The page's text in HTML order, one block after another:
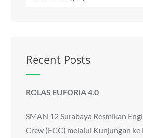
Recent Posts
ROLAS EUFORIA 4.0
SMAN 12 Surabaya Resmikan
Crew (ECC) melalui Kunjungan ke